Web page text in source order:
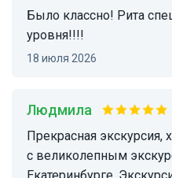
было классно! Рита специалист высокого
уровня!!!!
18 июля 2026
Людмила
Прекрасная экскурсия, хорошо организованная и
с великолепным